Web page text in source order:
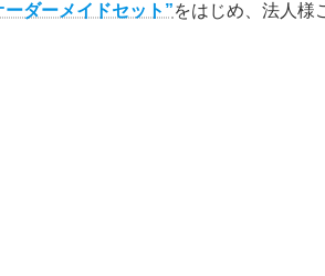
ダーメイドセット”をはじめ、法人様